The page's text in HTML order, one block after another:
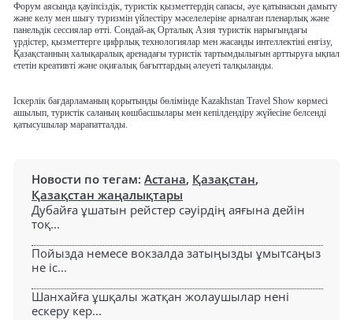
Форум аясында қауіпсіздік, туристік қызметтердің сапасы, әуе қатынасын дамыту
және келу мен шығу туризмін үйлестіру мәселелеріне арналған пленарлық және
панельдік сессиялар өтті. Сондай-ақ Орталық Азия туристік нарығындағы
үрдістер, қызметтерге цифрлық технологиялар мен жасанды интеллектіні енгізу,
Қазақстанның халықаралық аренадағы туристік тартымдылығын арттыруға ықпал
ететін креативті және оқиғалық бағыттардың әлеуеті талқыланды.
Іскерлік бағдарламаның қорытынды бөлімінде Kazakhstan Travel Show көрмесі
ашылып, туристік саланың көшбасшылары мен кепілдендіру жүйесіне белсенді
қатысушылар марапатталды.
Новости по тегам: Астана, Қазақстан,
Қазақстан жаңалықтары
Дубайға ұшатын рейстер сәуірдің аяғына дейін
тоқ...
Пойызда немесе вокзалда затыңызды ұмытсаңыз
не іс...
Шанхайға ұшқалы жатқан жолаушылар нені
ескеру кер...